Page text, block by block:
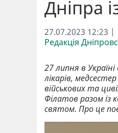
Дніпра
27.07.2023 12:23 |
Редакція
27 липня в
лікарів,
військових та
Філатов разом із
святом. Про це